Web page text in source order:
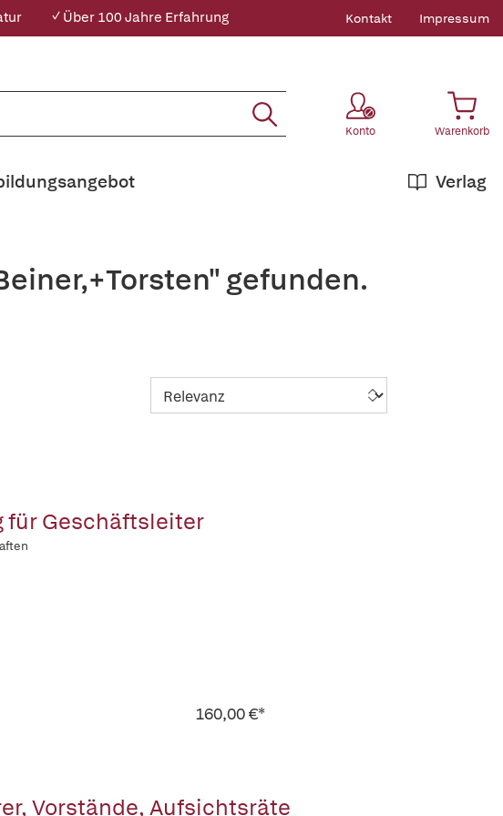
✓ Über 100 Jahre Erfahrung Kontakt Impressum
Konto Warenkorb
Verlag
gefunden.
für Geschäftsleiter
160,00 €*
Vorstände, Aufsichtsräte